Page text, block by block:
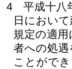
4
平成十八
日におい
規定の適
者への処
ことがで